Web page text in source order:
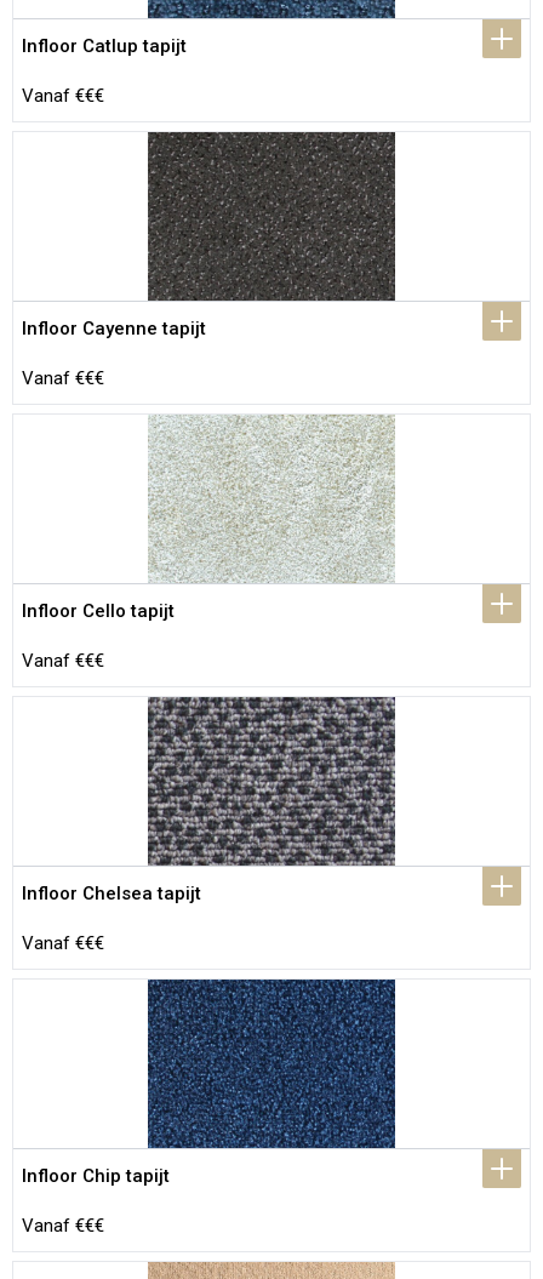
Infloor Catlup tapijt
Vanaf €€€
Infloor Cayenne tapijt
Vanaf €€€
Infloor Cello tapijt
Vanaf €€€
Infloor Chelsea tapijt
Vanaf €€€
Infloor Chip tapijt
Vanaf €€€